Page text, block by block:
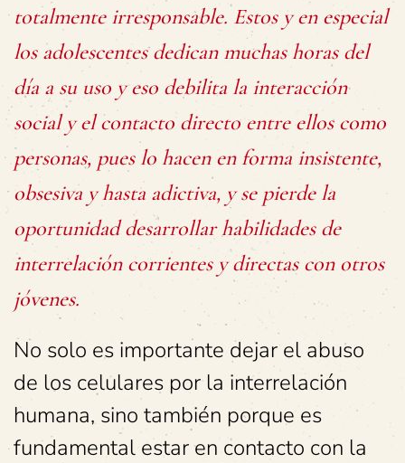
totalmente irresponsable. Estos y en especial
los adolescentes dedican muchas horas del
día a su uso y eso debilita la interacción
social y el contacto directo entre ellos como
personas, pues lo hacen en forma insistente,
obsesiva y hasta adictiva, y se pierde la
oportunidad desarrollar habilidades de
interrelación corrientes y directas con otros
jóvenes.
No solo es importante dejar el abuso
de los celulares por la interrelación
humana, sino también porque es
fundamental estar en contacto con la